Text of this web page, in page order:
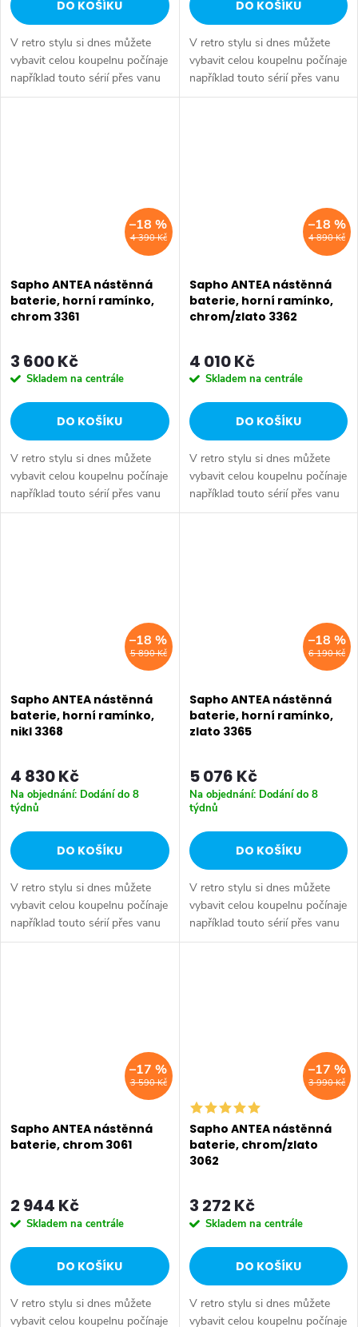
DO KOŠÍKU
V retro stylu si dnes můžete
vybavit celou koupelnu počínaje
například touto sérií přes vanu
Retro, doplňky Diamond až po
DO KOŠÍKU
V retro stylu si dnes můžete
vybavit celou koupelnu počínaje
například touto sérií přes vanu
Retro, doplňky Diamond až po
4 390 Kč
–18 %
Sapho ANTEA nástěnná
baterie, horní ramínko,
chrom 3361
3 600 Kč
Skladem na centrále
DO KOŠÍKU
V retro stylu si dnes můžete
vybavit celou koupelnu počínaje
například touto sérií přes vanu
Retro, doplňky Diamond až po
4 890 Kč
–18 %
Sapho ANTEA nástěnná
baterie, horní ramínko,
chrom/zlato 3362
4 010 Kč
Skladem na centrále
DO KOŠÍKU
V retro stylu si dnes můžete
vybavit celou koupelnu počínaje
například touto sérií přes vanu
Retro, doplňky Diamond až po
5 890 Kč
–18 %
Sapho ANTEA nástěnná
baterie, horní ramínko,
nikl 3368
4 830 Kč
Na objednání: Dodání do 8
týdnů
DO KOŠÍKU
V retro stylu si dnes můžete
vybavit celou koupelnu počínaje
například touto sérií přes vanu
Retro, doplňky Diamond až po
6 190 Kč
–18 %
Sapho ANTEA nástěnná
baterie, horní ramínko,
zlato 3365
5 076 Kč
Na objednání: Dodání do 8
týdnů
DO KOŠÍKU
V retro stylu si dnes můžete
vybavit celou koupelnu počínaje
například touto sérií přes vanu
Retro, doplňky Diamond až po
3 590 Kč
–17 %
Sapho ANTEA nástěnná
baterie, chrom 3061
2 944 Kč
Skladem na centrále
DO KOŠÍKU
V retro stylu si dnes můžete
vybavit celou koupelnu počínaje
3 990 Kč
–17 %
Sapho ANTEA nástěnná
baterie, chrom/zlato
3062
3 272 Kč
Skladem na centrále
DO KOŠÍKU
V retro stylu si dnes můžete
vybavit celou koupelnu počínaje